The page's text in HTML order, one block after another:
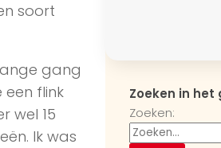
soort
gang
flink
wel 15
Ik was
Zoeken in
Zoeken: